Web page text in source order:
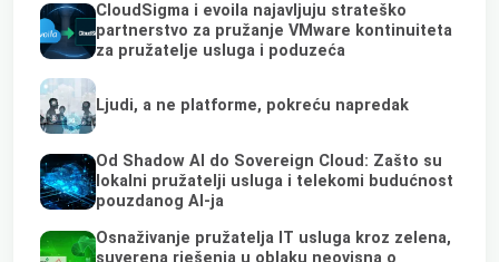
CloudSigma i evoila najavljuju strateško
partnerstvo za pružanje VMware kontinuiteta
za pružatelje usluga i poduzeća
Ljudi, a ne platforme, pokreću napredak
Od Shadow AI do Sovereign Cloud: Zašto su
lokalni pružatelji usluga i telekomi budućnost
pouzdanog AI-ja
Osnaživanje pružatelja IT usluga kroz zelena,
suverena rješenja u oblaku neovisna o